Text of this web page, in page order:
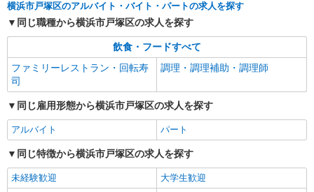
時給1,225円 ※22:00〜翌5:00：時給1,532円 ※
＋150円神奈川県横浜市戸塚区戸塚町4080-1 LEON-
K 1F
キープ 詳細を見る
横浜市戸塚区のアルバイト・バイト・パートの求人を探す
同じ職種から横浜市戸塚区の求人を探す
飲食・フードすべて
ファミリーレストラン・回転寿
司
調理・調理補助・調理師
同じ雇用形態から横浜市戸塚区の求人を探す
アルバイト パート
同じ特徴から横浜市戸塚区の求人を探す
未経験歓迎
大学生歓迎